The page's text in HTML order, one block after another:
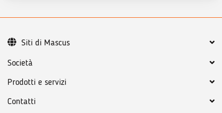
Società
Prodotti e servizi
Contatti
Siti di Mascus